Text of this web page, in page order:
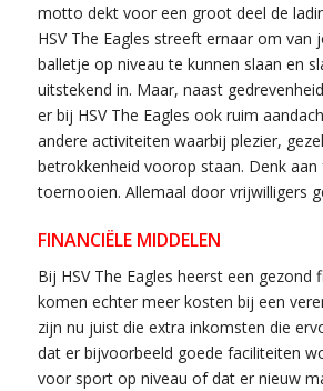
motto dekt voor een groot deel de
HSV The Eagles streeft ernaar om van
balletje op niveau te kunnen slaan en
uitstekend in. Maar, naast
er bij HSV The Eagles ook ruim
andere activiteiten waarbij plezier,
betrokkenheid voorop staan. Denk aan
toernooien. Allemaal door vrijwilligers
FINANCIËLE MIDDELEN
Bij HSV The Eagles heerst een gezond
komen echter meer kosten bij een
zijn nu juist die extra inkomsten die
dat er bijvoorbeeld goede faciliteiten
voor sport op niveau of dat er nieuw